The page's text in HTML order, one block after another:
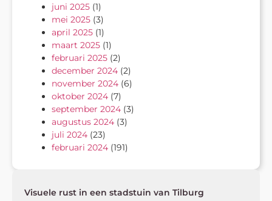
juni 2025 (1)
mei 2025 (3)
april 2025 (1)
maart 2025 (1)
februari 2025 (2)
december 2024 (2)
november 2024 (6)
oktober 2024 (7)
september 2024 (3)
augustus 2024 (3)
juli 2024 (23)
februari 2024 (191)
Visuele rust in een stadstuin van Tilburg